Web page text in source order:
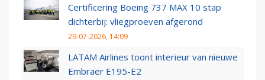
Certificering Boeing 737 MAX 10 stap
dichterbij: vliegproeven afgerond
29-07-2026, 14:09
LATAM Airlines toont interieur van nieuwe
Embraer E195-E2